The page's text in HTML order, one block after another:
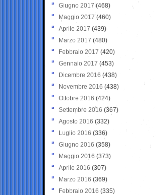
Giugno 2017 (468)
Maggio 2017 (460)
Aprile 2017 (439)
Marzo 2017 (480)
Febbraio 2017 (420)
Gennaio 2017 (453)
Dicembre 2016 (438)
Novembre 2016 (438)
Ottobre 2016 (424)
Settembre 2016 (367)
Agosto 2016 (332)
Luglio 2016 (336)
Giugno 2016 (358)
Maggio 2016 (373)
Aprile 2016 (307)
Marzo 2016 (369)
Febbraio 2016 (335)